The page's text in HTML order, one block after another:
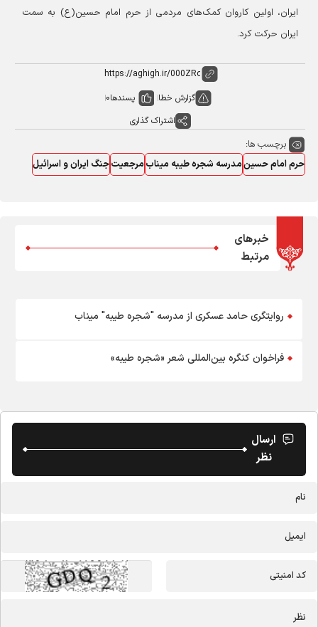
ایران، اولین کاروان کمک‌های مردمی از حرم امام حسین(ع) به سمت
ایران حرکت کرد.
گزارش خطا پسندها0
اشتراک گذاری
برچسب ها:
حرم امام حسینمدرسه شجره طیبه مینابمرجعیتجنگ ایران و اسرائیل
خبرهای
مرتبط
روایتگری حامد عسکری از مدرسه "شجره طیبه" میناب
فراخوان کنگره بین‌المللی شعر «شجره طیبه»
ارسال
نظر